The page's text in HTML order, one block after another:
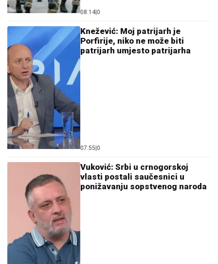
08:14|0
Knežević: Moj patrijarh je
Porfirije, niko ne može biti
patrijarh umjesto patrijarha
07:55|0
Vuković: Srbi u crnogorskoj
vlasti postali saučesnici u
ponižavanju sopstvenog naroda